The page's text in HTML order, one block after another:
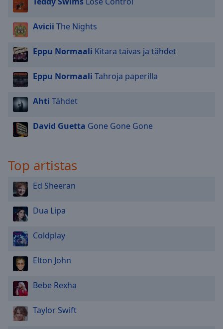
Avicii The Nights
Eppu Normaali Kitara taivas ja tähdet
Eppu Normaali Tahroja paperilla
Ahti Tähdet
David Guetta Gone Gone Gone
Top artistas
Ed Sheeran
Dua Lipa
Coldplay
Elton John
Bebe Rexha
Taylor Swift